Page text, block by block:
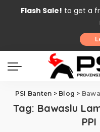
Flash Sale! to get a
PSI Banten > Blog >
Tag: Bawaslu